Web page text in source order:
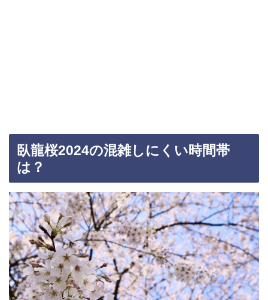
臥龍桜2024の混雑しにくい時間帯
は？